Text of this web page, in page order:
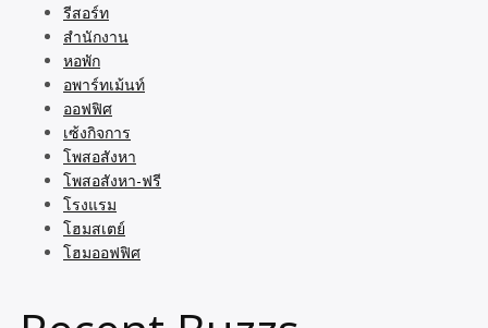
รีสอร์ท
สำนักงาน
หอพัก
อพาร์ทเม้นท์
ออฟฟิศ
เซ้งกิจการ
โพสอสังหา
โพสอสังหา-ฟรี
โรงแรม
โฮมสเตย์
โฮมออฟฟิศ